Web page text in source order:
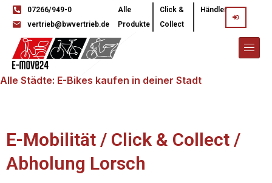
07266/949-0
vertrieb@bwvertrieb.de
Alle
Produkte
Click &
Collect
Händler
Alle Städte: E-Bikes kaufen in deiner Stadt
E-Mobilität / Click & Collect /
Abholung Lorsch